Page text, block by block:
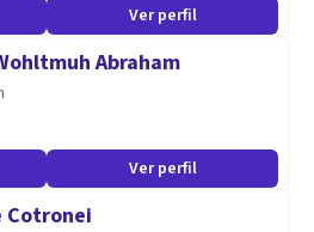
Ver perfil
Abraham
Ver perfil
Cotronei